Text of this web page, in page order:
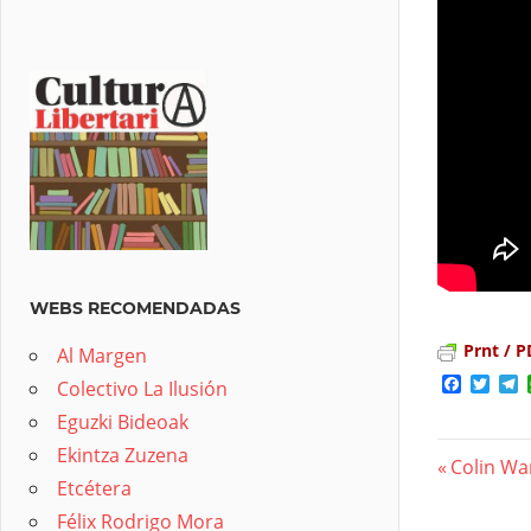
Prnt /
Previous
Colin
WEBS RECOMENDADAS
Al Margen
Colectivo La Ilusión
Eguzki Bideoak
Ekintza Zuzena
Etcétera
Félix Rodrigo Mora